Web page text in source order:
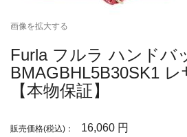
画像を拡大する
Furla フルラ ハンドバ
BMAGBHL5B30SK1
【本物保証】
販売価格(税込)： 16,060 円